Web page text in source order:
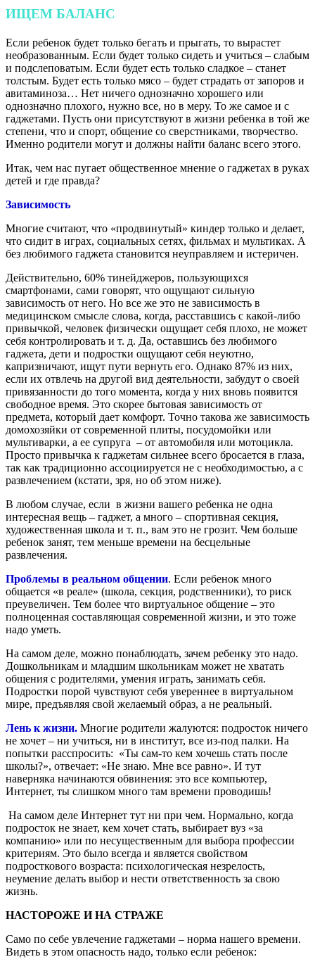
ИЩЕМ БАЛАНС
Если ребенок будет только бегать и прыгать, то вырастет
необразованным. Если будет только сидеть и учиться – слабым
и подслеповатым. Если будет есть только сладкое – станет
толстым. Будет есть только мясо – будет страдать от запоров и
авитаминоза… Нет ничего однозначно хорошего или
однозначно плохого, нужно все, но в меру. То же самое и с
гаджетами. Пусть они присутствуют в жизни ребенка в той же
степени, что и спорт, общение со сверстниками, творчество.
Именно родители могут и должны найти баланс всего этого.
Итак, чем нас пугает общественное мнение о гаджетах в руках
детей и где правда?
Зависимость
Многие считают, что «продвинутый» киндер только и делает,
что сидит в играх, социальных сетях, фильмах и мультиках. А
без любимого гаджета становится неуправляем и истеричен.
Действительно, 60% тинейджеров, пользующихся
смартфонами, сами говорят, что ощущают сильную
зависимость от него. Но все же это не зависимость в
медицинском смысле слова, когда, расставшись с какой-либо
привычкой, человек физически ощущает себя плохо, не может
себя контролировать и т. д. Да, оставшись без любимого
гаджета, дети и подростки ощущают себя неуютно,
капризничают, ищут пути вернуть его. Однако 87% из них,
если их отвлечь на другой вид деятельности, забудут о своей
привязанности до того момента, когда у них вновь появится
свободное время. Это скорее бытовая зависимость от
предмета, который дает комфорт. Точно такова же зависимость
домохозяйки от современной плиты, посудомойки или
мультиварки, а ее супруга – от автомобиля или мотоцикла.
Просто привычка к гаджетам сильнее всего бросается в глаза,
так как традиционно ассоциируется не с необходимостью, а с
развлечением (кстати, зря, но об этом ниже).
В любом случае, если в жизни вашего ребенка не одна
интересная вещь – гаджет, а много – спортивная секция,
художественная школа и т. п., вам это не грозит. Чем больше
ребенок занят, тем меньше времени на бесцельные
развлечения.
Проблемы в реальном общении. Если ребенок много
общается «в реале» (школа, секция, родственники), то риск
преувеличен. Тем более что виртуальное общение – это
полноценная составляющая современной жизни, и это тоже
надо уметь.
На самом деле, можно понаблюдать, зачем ребенку это надо.
Дошкольникам и младшим школьникам может не хватать
общения с родителями, умения играть, занимать себя.
Подростки порой чувствуют себя увереннее в виртуальном
мире, предъявляя свой желаемый образ, а не реальный.
Лень к жизни. Многие родители жалуются: подросток ничего
не хочет – ни учиться, ни в институт, все из-под палки. На
попытки расспросить: «Ты сам-то кем хочешь стать после
школы?», отвечает: «Не знаю. Мне все равно». И тут
наверняка начинаются обвинения: это все компьютер,
Интернет, ты слишком много там времени проводишь!
На самом деле Интернет тут ни при чем. Нормально, когда
подросток не знает, кем хочет стать, выбирает вуз «за
компанию» или по несущественным для выбора профессии
критериям. Это было всегда и является свойством
подросткового возраста: психологическая незрелость,
неумение делать выбор и нести ответственность за свою
жизнь.
НАСТОРОЖЕ И НА СТРАЖЕ
Само по себе увлечение гаджетами – норма нашего времени.
Видеть в этом опасность надо, только если ребенок: